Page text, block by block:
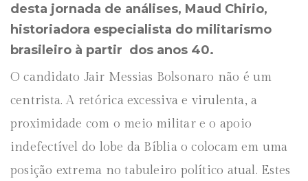
desta jornada de análises, Maud Chirio,
historiadora especialista do militarismo
brasileiro à partir dos anos 40.
O candidato Jair Messias Bolsonaro não é um
centrista. A retórica excessiva e virulenta, a
proximidade com o meio militar e o apoio
indefectível do lobe da Bíblia o colocam em uma
posição extrema no tabuleiro político atual. Estes